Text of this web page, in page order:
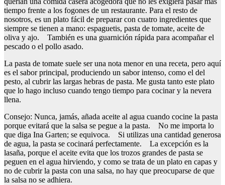
tiempo frente a los fogones de un restaurante. Para el resto de
nosotros, es un plato fácil de preparar con cuatro ingredientes que
siempre se tienen a mano: espaguetis, pasta de tomate, aceite de
oliva y ajo. También es una guarnición rápida para acompañar el
pescado o el pollo asado.
La pasta de tomate suele ser una nota menor en una receta, pero aquí
es el sabor principal, produciendo un sabor intenso, como el del
pesto, al cubrir las largas hebras de pasta. Me gusta tanto este plato
que lo hago incluso cuando tengo tiempo para cocinar y la nevera
llena.
Consejo: Nunca, jamás, añada aceite al agua cuando cocine la pasta
porque evitará que la salsa se pegue a la pasta. No me importa lo
que diga Ina Garten; se equivoca. Si utilizas una cantidad generosa
de agua, la pasta se cocinará perfectamente. La excepción es la
lasaña, porque el aceite evita que los trozos grandes de pasta se
peguen en el agua hirviendo, y como se trata de un plato en capas y
no de cubrir la pasta con una salsa, no hay que preocuparse de que
la salsa no se adhiera.